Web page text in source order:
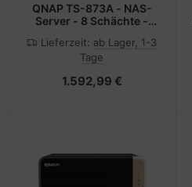
QNAP TS-873A - NAS-
Server - 8 Schächte -
Lieferzeit: ab Lager, 1-3
Tage
1.592,99 €